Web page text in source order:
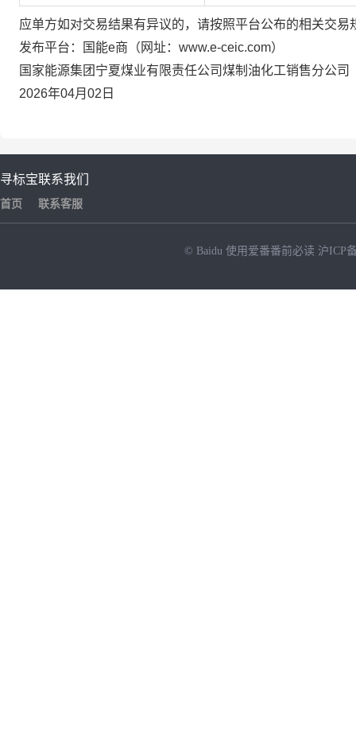
应单方如对交易结果有异议的，请按照平台公布的相关交易
发布平台：国能e商（网址：www.e-ceic.com）
国家能源集团宁夏煤业有限责任公司煤制油化工销售分公司
2026年04月02日
寻标宝
首页
联系我们
联系客服
© Baidu 使用爱番番前必读 沪ICP